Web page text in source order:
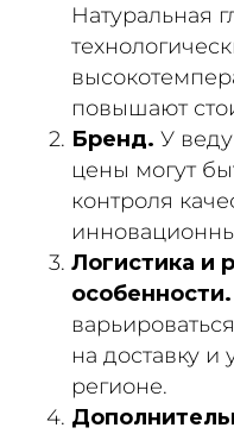
Натуральная
повышают
Бренд. У
цены могут
контроля
Логистика и
особенности.
на доставку и
регионе.